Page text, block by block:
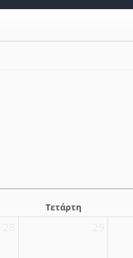
Τετάρτη